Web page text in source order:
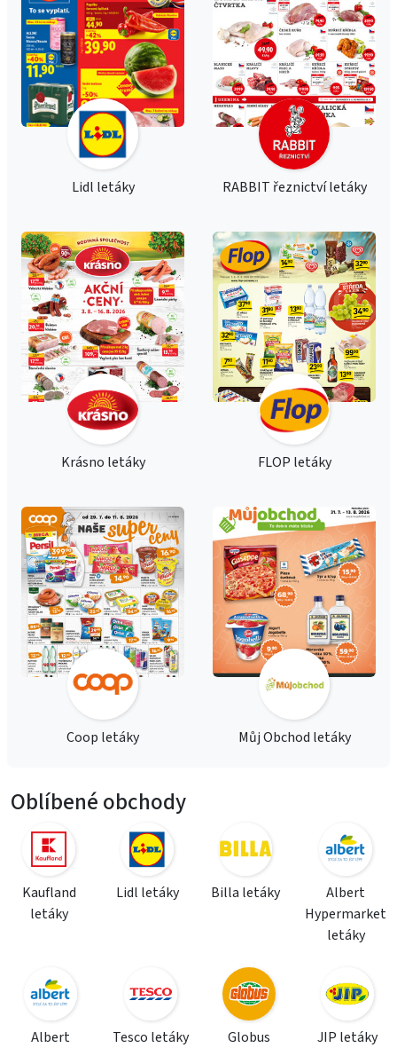
Lidl letáky RABBIT řeznictví letáky
Krásno letáky FLOP letáky
Coop letáky Můj Obchod letáky
Oblíbené obchody
Kaufland
letáky
Lidl letáky Billa letáky
Albert
Hypermarket
letáky
Albert
Tesco letáky
Globus
JIP letáky